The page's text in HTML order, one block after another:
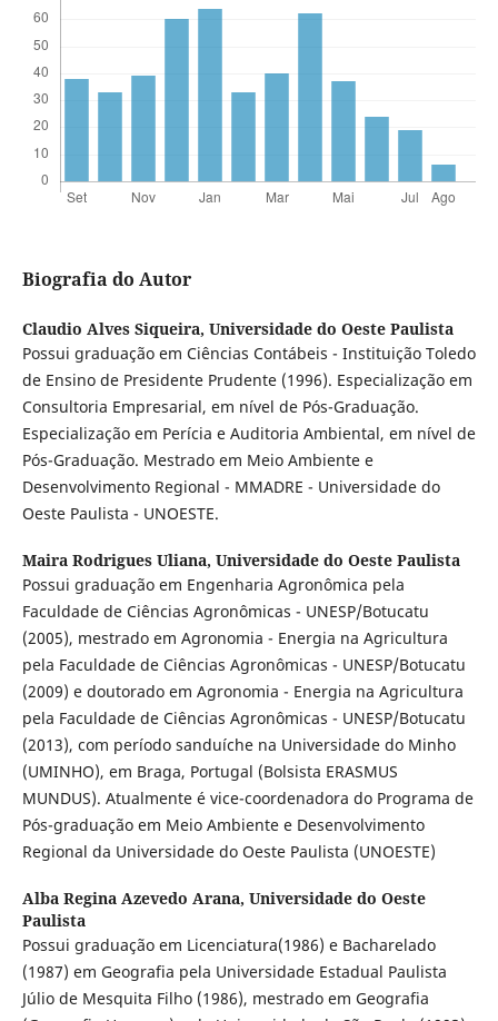
Biografia do Autor
Claudio Alves Siqueira, Universidade do Oeste Paulista
Possui graduação em Ciências Contábeis - Instituição Toledo
de Ensino de Presidente Prudente (1996). Especialização em
Consultoria Empresarial, em nível de Pós-Graduação.
Especialização em Perícia e Auditoria Ambiental, em nível de
Pós-Graduação. Mestrado em Meio Ambiente e
Desenvolvimento Regional - MMADRE - Universidade do
Oeste Paulista - UNOESTE.
Maira Rodrigues Uliana, Universidade do Oeste Paulista
Possui graduação em Engenharia Agronômica pela
Faculdade de Ciências Agronômicas - UNESP/Botucatu
(2005), mestrado em Agronomia - Energia na Agricultura
pela Faculdade de Ciências Agronômicas - UNESP/Botucatu
(2009) e doutorado em Agronomia - Energia na Agricultura
pela Faculdade de Ciências Agronômicas - UNESP/Botucatu
(2013), com período sanduíche na Universidade do Minho
(UMINHO), em Braga, Portugal (Bolsista ERASMUS
MUNDUS). Atualmente é vice-coordenadora do Programa de
Pós-graduação em Meio Ambiente e Desenvolvimento
Regional da Universidade do Oeste Paulista (UNOESTE)
Alba Regina Azevedo Arana, Universidade do Oeste
Paulista
Possui graduação em Licenciatura(1986) e Bacharelado
(1987) em Geografia pela Universidade Estadual Paulista
Júlio de Mesquita Filho (1986), mestrado em Geografia